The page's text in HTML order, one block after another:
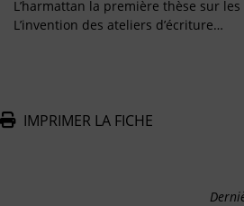
L’harmattan la première thèse sur
L’invention des ateliers d’écriture…
IMPRIMER LA FICHE